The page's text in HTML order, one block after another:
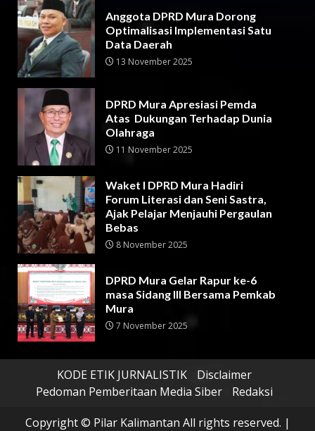
Anggota DPRD Mura Dorong
Optimalisasi Implementasi Satu
Data Daerah
13 November 2025
DPRD Mura Apresiasi Pemda
Atas Dukungan Terhadap Dunia
Olahraga
11 November 2025
Waket I DPRD Mura Hadiri
Forum Literasi dan Seni Sastra,
Ajak Pelajar Menjauhi Pergaulan
Bebas
8 November 2025
DPRD Mura Gelar Rapur ke-6
masa Sidang III Bersama Pemkab
Mura
7 November 2025
KODE ETIK JURNALISTIK
Disclaimer
Pedoman Pemberitaan Media Siber
Redaksi
Copyright © Pilar Kalimantan All rights reserved. |